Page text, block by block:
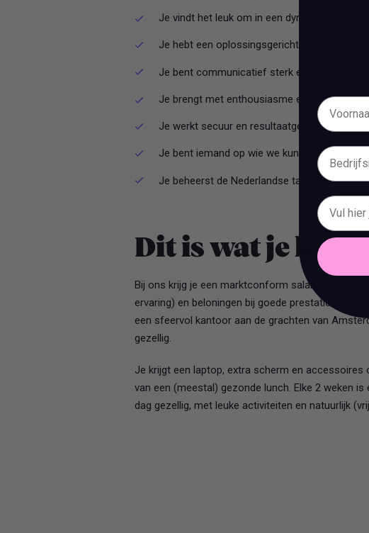
Je vindt het leuk om in een dynamische
Je hebt een oplossingsgerichte werkhouding
Je bent communicatief sterk en in staat de
Je brengt met enthousiasme en energie,
Je werkt secuur en resultaatgericht;
Je bent iemand op wie we kunnen bouwen;
Je beheerst de Nederlandse taal uitstekend.
Dit is wat je krijgt
Bij ons krijg je een marktconform salaris (vanaf
ervaring) en beloningen bij goede prestaties. We
een sfeervol kantoor aan de grachten van
gezellig.
Je krijgt een laptop, extra scherm en
van een (meestal) gezonde lunch. Elke 2 weken
dag gezellig, met leuke activiteiten en natuurlijk